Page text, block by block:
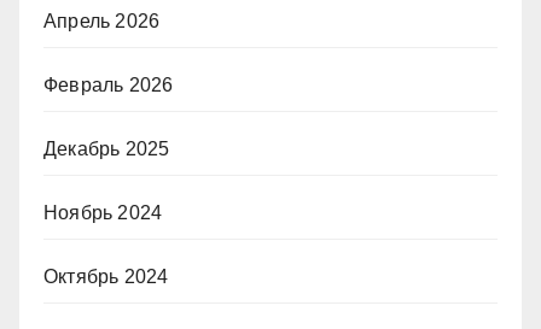
Апрель 2026
Февраль 2026
Декабрь 2025
Ноябрь 2024
Октябрь 2024